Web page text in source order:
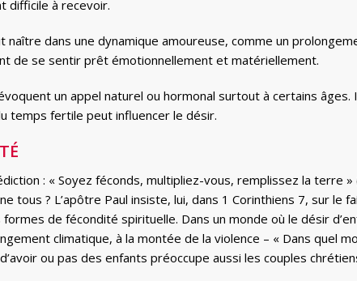
difficile à recevoir.
naître dans une dynamique amoureuse, comme un
de se sentir prêt émotionnellement et matériellement.
un appel naturel ou hormonal surtout à certains âges.
temps fertile peut influencer le désir.
: « Soyez féconds, multipliez-vous, remplissez la terre »
tous ? L’apôtre Paul insiste, lui, dans 1 Corinthiens 7, sur le
de fécondité spirituelle. Dans un monde où le désir
climatique, à la montée de la violence – « Dans quel
ou pas des enfants préoccupe aussi les couples